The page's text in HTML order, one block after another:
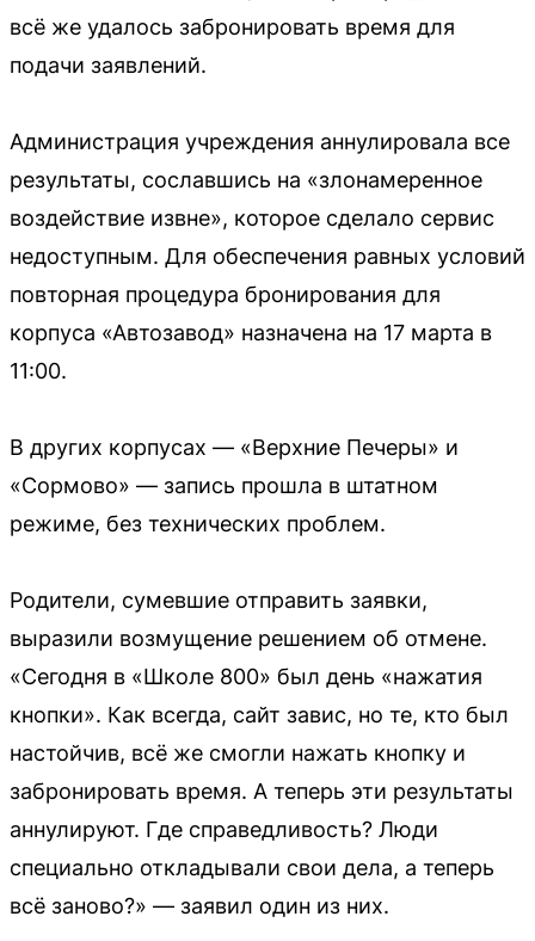
всё же удалось забронировать время для
подачи заявлений.
Администрация учреждения аннулировала все
результаты, сославшись на «злонамеренное
воздействие извне», которое сделало сервис
недоступным. Для обеспечения равных условий
повторная процедура бронирования для
корпуса «Автозавод» назначена на 17 марта в
11:00.
В других корпусах — «Верхние Печеры» и
«Сормово» — запись прошла в штатном
режиме, без технических проблем.
Родители, сумевшие отправить заявки,
выразили возмущение решением об отмене.
«Сегодня в «Школе 800» был день «нажатия
кнопки». Как всегда, сайт завис, но те, кто был
настойчив, всё же смогли нажать кнопку и
забронировать время. А теперь эти результаты
аннулируют. Где справедливость? Люди
специально откладывали свои дела, а теперь
всё заново?» — заявил один из них.